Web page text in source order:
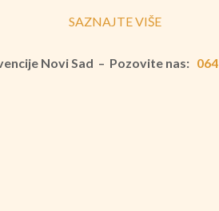
SAZNAJTE VIŠE
Novi Sad – Pozovite nas: